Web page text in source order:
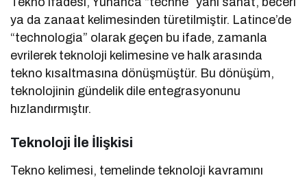
ya da zanaat kelimesinden türetilmiştir. Latince’de
“technologia” olarak geçen bu ifade, zamanla
evrilerek teknoloji kelimesine ve halk arasında
tekno kısaltmasına dönüşmüştür. Bu dönüşüm,
teknolojinin gündelik dile entegrasyonunu
hızlandırmıştır.
Teknoloji İle İlişkisi
Tekno kelimesi, temelinde teknoloji kavramını